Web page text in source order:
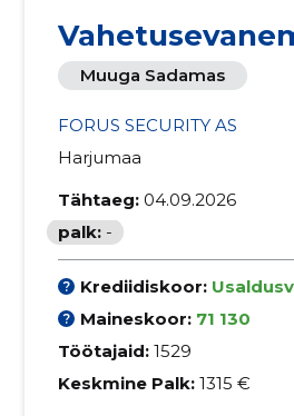
Muuga Sadamas
FORUS SECURITY AS
Harjumaa
Tähtaeg: 04.09.2026
palk: -
Krediidiskoor:
Maineskoor: 71 130
Töötajaid: 1529
Keskmine Palk: 1315 €